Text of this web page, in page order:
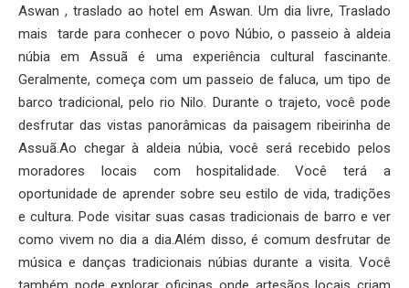
Aswan , traslado ao hotel em Aswan. Um dia livre, Traslado
mais tarde para conhecer o povo Núbio, o passeio à aldeia
núbia em Assuã é uma experiência cultural fascinante.
Geralmente, começa com um passeio de faluca, um tipo de
barco tradicional, pelo rio Nilo. Durante o trajeto, você pode
desfrutar das vistas panorâmicas da paisagem ribeirinha de
Assuã.Ao chegar à aldeia núbia, você será recebido pelos
moradores locais com hospitalidade. Você terá a
oportunidade de aprender sobre seu estilo de vida, tradições
e cultura. Pode visitar suas casas tradicionais de barro e ver
como vivem no dia a dia.Além disso, é comum desfrutar de
música e danças tradicionais núbias durante a visita. Você